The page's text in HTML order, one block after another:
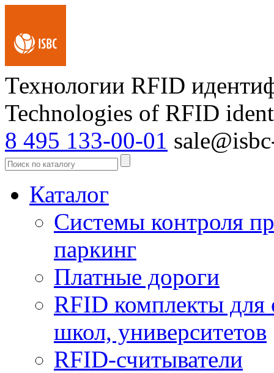
Технологии RFID
Technologies of RFID
8 495 133-00-01
Каталог
Системы контроля
паркинг
Платные дороги
RFID комплекты для
школ, университетов
RFID-считыватели